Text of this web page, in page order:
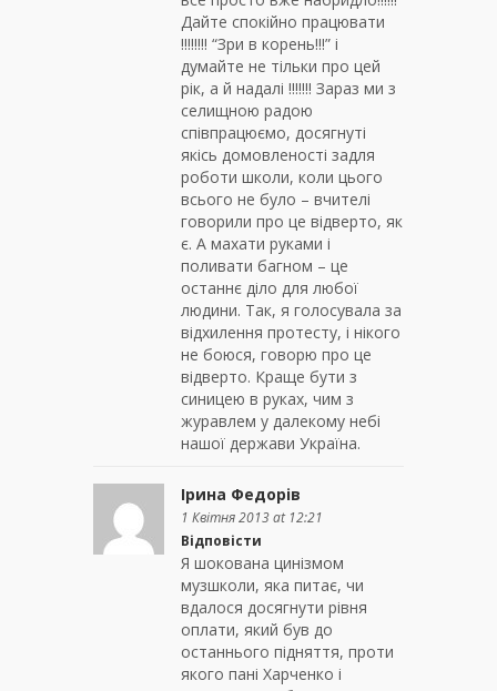
Дайте спокійно працювати
!!!!!!!! “Зри в корень!!!” і
думайте не тільки про цей
рік, а й надалі !!!!!!! Зараз ми з
селищною радою
співпрацюємо, досягнуті
якісь домовленості задля
роботи школи, коли цього
всього не було – вчителі
говорили про це відверто, як
є. А махати руками і
поливати багном – це
останнє діло для любої
людини. Так, я голосувала за
відхилення протесту, і нікого
не боюся, говорю про це
відверто. Краще бути з
синицею в руках, чим з
журавлем у далекому небі
нашої держави Україна.
Ірина Федорів
1 Квітня 2013 at 12:21
Відповісти
Я шокована цинізмом
музшколи, яка питає, чи
вдалося досягнути рівня
оплати, який був до
останнього підняття, проти
якого пані Харченко і